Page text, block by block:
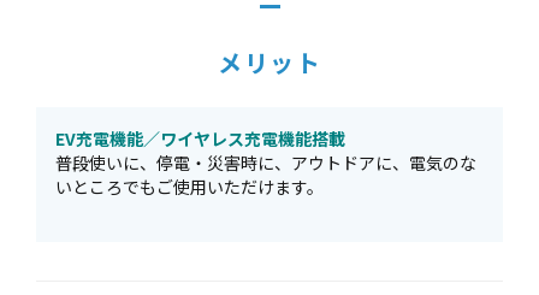
メリット
EV充電機能／ワイヤレス充電機能搭載
普段使いに、停電・災害時に、アウトドアに、電気のな
いところでもご使用いただけます。